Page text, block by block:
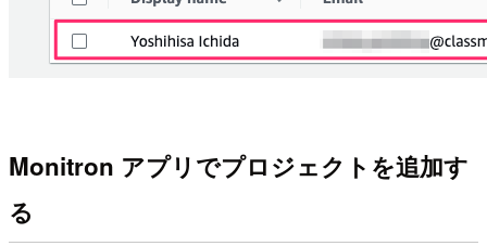
Monitron アプリでプロジェクトを追加す
る